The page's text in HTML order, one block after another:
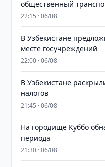
общественный
22:15 · 06/08
В Узбекистане
месте госучреждений
22:00 · 06/08
В Узбекистане
налогов
21:45 · 06/08
На городище Куббо
периода
21:30 · 06/08